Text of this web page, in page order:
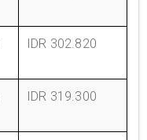
IDR 302.820
IDR 319.300